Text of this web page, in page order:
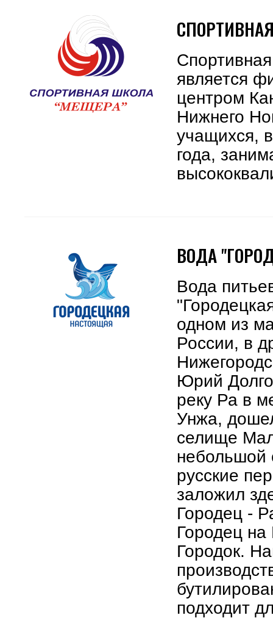
является
центром
Нижнего
учащихся,
года,
ВОДА
Вода
одном из
России, в
Юрий
реку Ра в
Унжа,
селище
небольшой
русские
заложил
Городец -
Городец
Городок.
подходит